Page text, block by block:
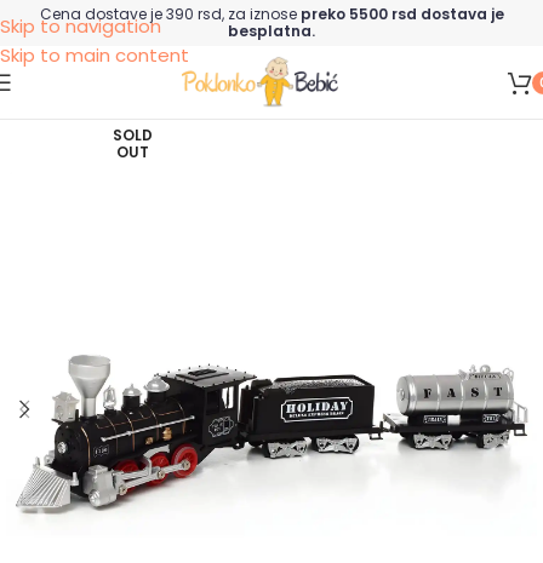
Skip to navigation
Skip to main content
Cena dostave je 390 rsd, za iznose preko 5500 rsd dostava je
besplatna.
SOLD
OUT